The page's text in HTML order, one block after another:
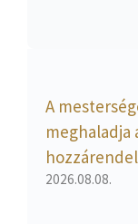
A
meghaladja
2026.08.08.